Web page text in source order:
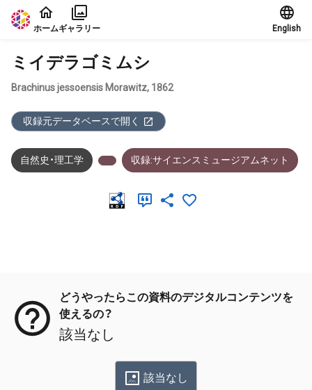
本文に飛ぶ
ホームギャラリー English
ミイデラゴミムシ
Brachinus jessoensis Morawitz, 1862
収録元データベースで開く
自然史・理工学 収録:サイエンスミュージアムネット
どうやったらこの資料のデジタルコンテンツを
使えるの？
該当なし
該当なし